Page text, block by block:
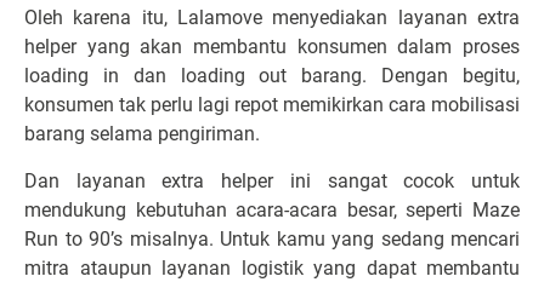
Oleh karena itu, Lalamove menyediakan layanan extra
helper yang akan membantu konsumen dalam proses
loading in dan loading out barang. Dengan begitu,
konsumen tak perlu lagi repot memikirkan cara mobilisasi
barang selama pengiriman.
Dan layanan extra helper ini sangat cocok untuk
mendukung kebutuhan acara-acara besar, seperti Maze
Run to 90’s misalnya. Untuk kamu yang sedang mencari
mitra ataupun layanan logistik yang dapat membantu